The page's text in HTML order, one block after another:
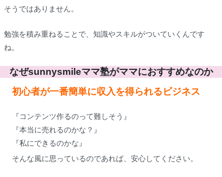
そうではありません。
勉強を積み重ねることで、知識やスキルがついていくんです
ね。
なぜsunnysmileママ塾がママにおすすめなのか
初心者が一番簡単に収入を得られるビジネス
『コンテンツ作るのって難しそう』
『本当に売れるのかな？』
『私にできるのかな』
そんな風に思っているのであれば、安心してください。